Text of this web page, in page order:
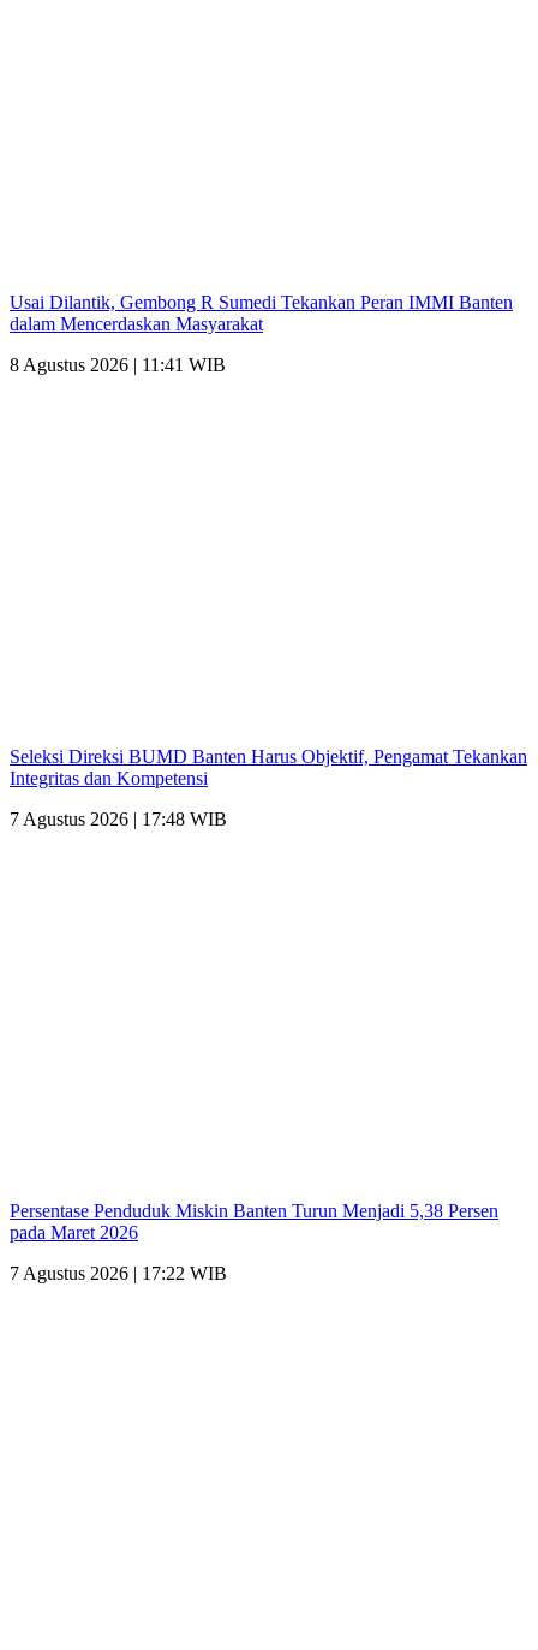
Usai Dilantik, Gembong R Sumedi Tekankan Peran IMMI Banten
dalam Mencerdaskan Masyarakat
8 Agustus 2026 | 11:41 WIB
Seleksi Direksi BUMD Banten Harus Objektif, Pengamat Tekankan
Integritas dan Kompetensi
7 Agustus 2026 | 17:48 WIB
Persentase Penduduk Miskin Banten Turun Menjadi 5,38 Persen
pada Maret 2026
7 Agustus 2026 | 17:22 WIB